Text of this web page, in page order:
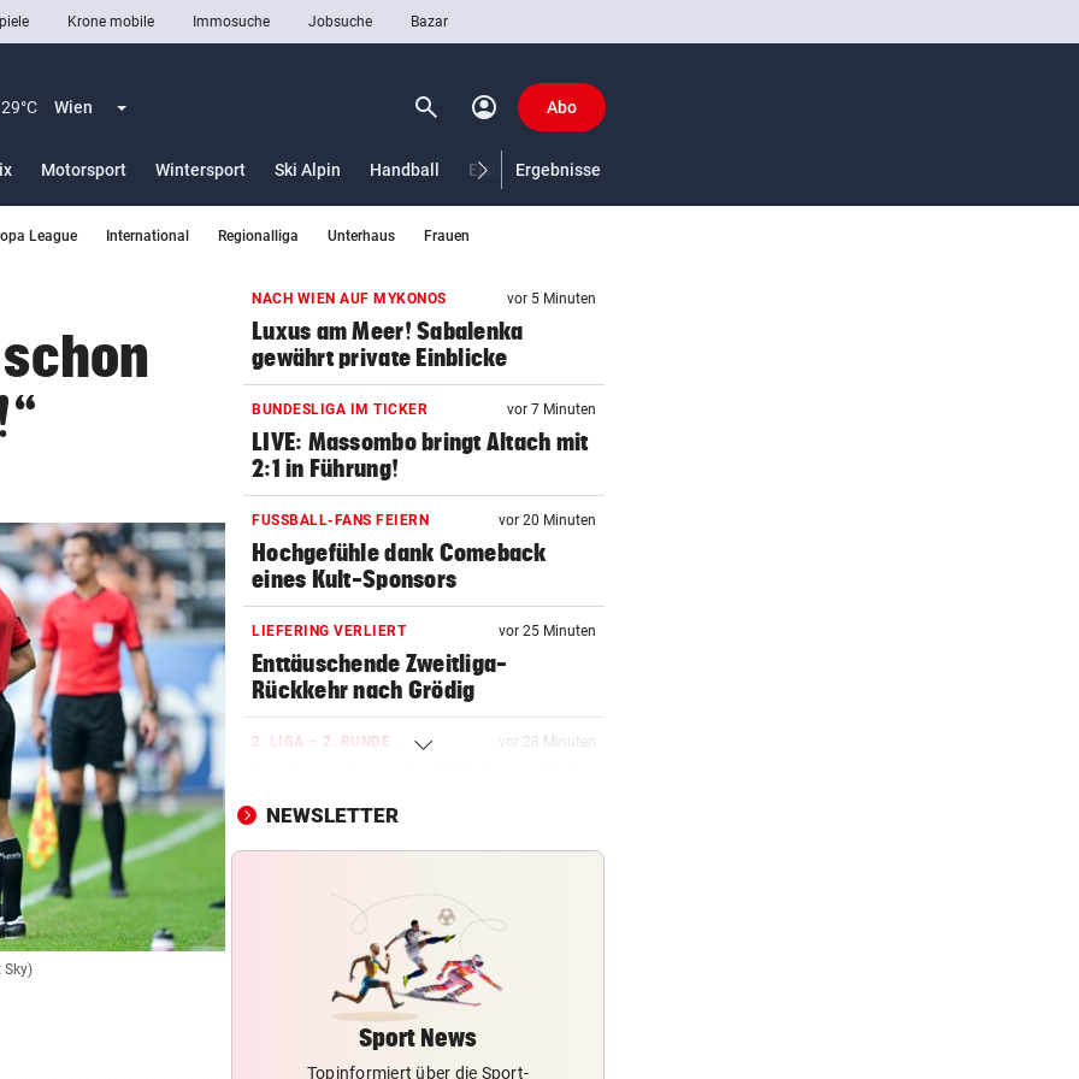
Krone mobile Immosuche Jobsuche Bazar
29°C Wien Menü aufklappen search Suchen
account_circle Abo
Motorsport Wintersport Ski Alpin Handball Eishockey US-Sport
Ergebnisse
League International Regionalliga Unterhaus Frauen
Sky)
NACH WIEN AUF MYKONOS vor 5 Minuten
Luxus am Meer! Sabalenka
gewährt private Einblicke
BUNDESLIGA IM TICKER vor 7 Minuten
LIVE: Massombo bringt Altach mit
2:1 in Führung!
FUSSBALL-FANS FEIERN vor 20 Minuten
Hochgefühle dank Comeback
eines Kult-Sponsors
LIEFERING VERLIERT vor 25 Minuten
Enttäuschende Zweitliga-
Rückkehr nach Grödig
2. LIGA – 2. RUNDE vor 28 Minuten
für St. Pölten
IN GREENSBORO vor 49 Minuten
den Cut vorzeitig
SCHRIEB WM-GESCHICHTE
Bayern kassiert Millionen – dank
Transfer-Clou
BEI WOLFURTTROPHY
NEWSLETTER
Sport News
Topinformiert über die Sport-